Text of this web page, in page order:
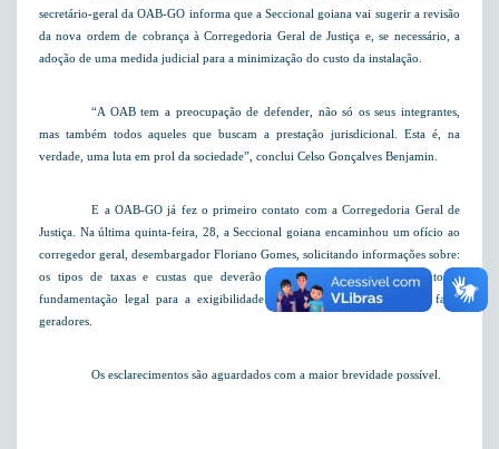
secretário-geral da OAB-GO informa que a Seccional goiana vai sugerir a revisão
da nova ordem de cobrança à Corregedoria Geral de Justiça e, se necessário, a
adoção de uma medida judicial para a minimização do custo da instalação.
“A OAB tem a preocupação de defender, não só os seus integrantes,
mas também todos aqueles que buscam a prestação jurisdicional. Esta é, na
verdade, uma luta em prol da sociedade”, conclui Celso Gonçalves Benjamin.
E a OAB-GO já fez o primeiro contato com a Corregedoria Geral de
Justiça. Na última quinta-feira, 28, aSeccional goiana encaminhou um ofício ao
corregedor geral, desembargador Floriano Gomes, solicitando informações sobre:
os tipos de taxas e custas que deverão ser recolhidas no procedimento; a
fundamentação legal para a exigibilidade da cobrança e os respectivos fatos
geradores.
Os esclarecimentos são aguardados com a maior brevidade possível.